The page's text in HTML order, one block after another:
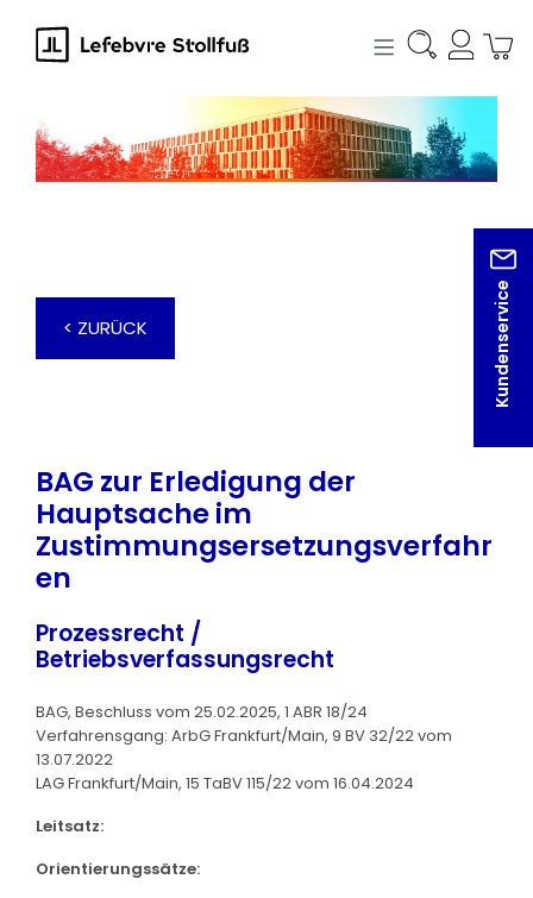
springen
Kundenservice
< ZURÜCK
BAG zur Erledigung der
Hauptsache im
Zustimmungsersetzungsverfahr
en
Prozessrecht /
Betriebsverfassungsrecht
BAG, Beschluss vom 25.02.2025, 1 ABR 18/24
Verfahrensgang: ArbG Frankfurt/Main, 9 BV 32/22 vom
13.07.2022
LAG Frankfurt/Main, 15 TaBV 115/22 vom 16.04.2024
Leitsatz:
Orientierungssätze: